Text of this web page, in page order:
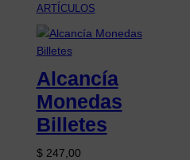
ARTÍCULOS
Alcancía
Monedas
Billetes
$247,00